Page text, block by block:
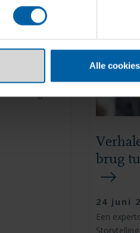
Alle
zijn
rekening
brug
24 juni
Een